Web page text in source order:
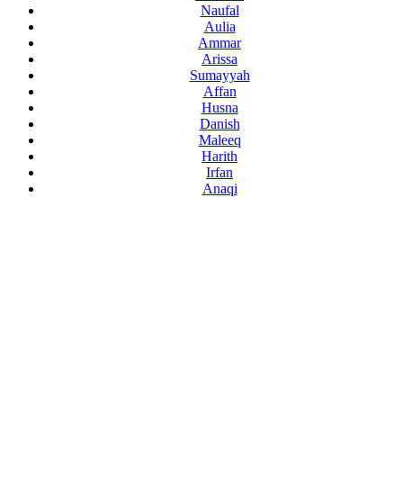
Naufal
Aulia
Ammar
Arissa
Sumayyah
Affan
Husna
Danish
Maleeq
Harith
Irfan
Anaqi